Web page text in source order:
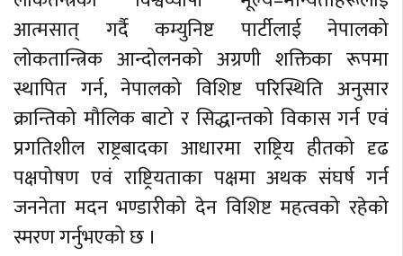
आत्मसात् गर्दै कम्युनिष्ट पार्टीलाई नेपालको
लोकतान्त्रिक आन्दोलनको अग्रणी शक्तिका रूपमा
स्थापित गर्न, नेपालको विशिष्ट परिस्थिति अनुसार
क्रान्तिको मौलिक बाटो र सिद्धान्तको विकास गर्न एवं
प्रगतिशील राष्ट्रबादका आधारमा राष्ट्रिय हीतको दृढ
पक्षपोषण एवं राष्ट्रियताका पक्षमा अथक संघर्ष गर्न
जननेता मदन भण्डारीको देन विशिष्ट महत्वको रहेको
स्मरण गर्नुभएको छ ।